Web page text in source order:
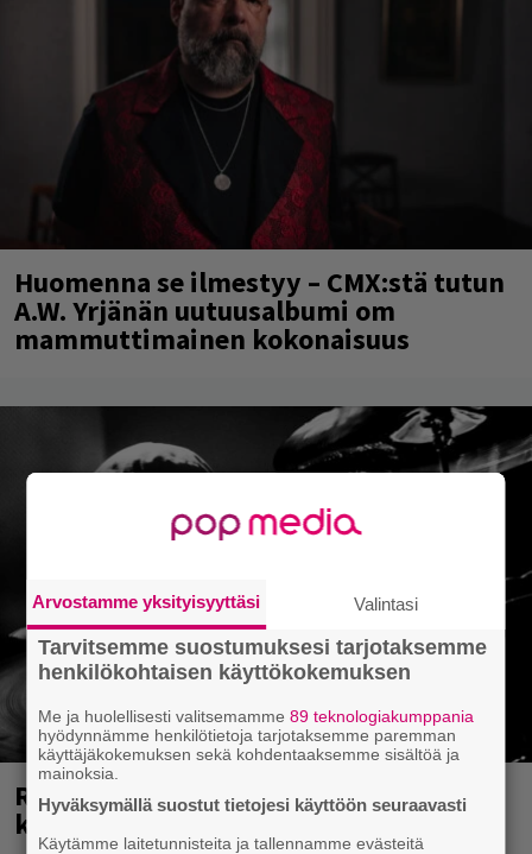
Huomenna se ilmestyy – CMX:stä tutun
A.W. Yrjänän uutuusalbumi om
mammuttimainen kokonaisuus
Rushin Neail Peartista ilmestyy ensi
kuussa dokumentti
Arvostamme yksityisyyttäsi Valintasi
Tarvitsemme suostumuksesi tarjotaksemme
henkilökohtaisen käyttökokemuksen
Me ja huolellisesti valitsemamme89 teknologiakumppania
hyödynnämme henkilötietoja tarjotaksemme paremman
käyttäjäkokemuksen sekä kohdentaaksemme sisältöä ja
mainoksia.
Hyväksymällä suostut tietojesi käyttöön seuraavasti
Käytämme laitetunnisteita ja tallennamme evästeitä